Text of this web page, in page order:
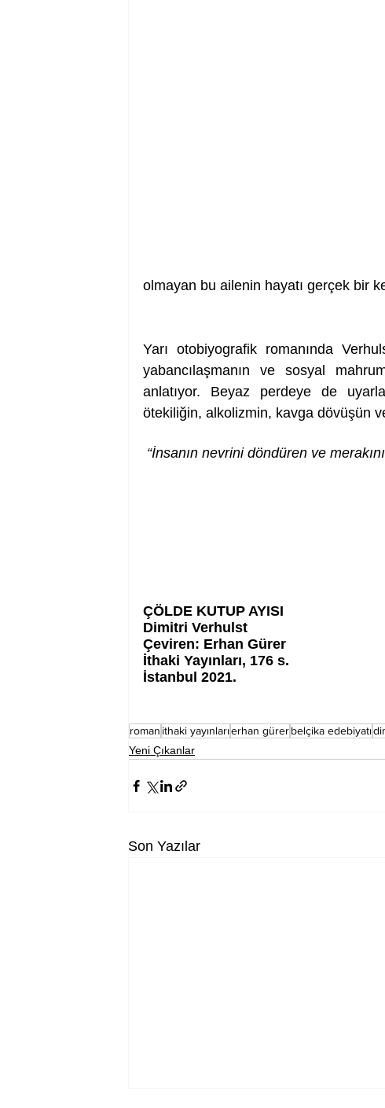
olmayan bu ailenin hayatı gerçek bir
Yarı otobiyografik romanında
yabancılaşmanın ve sosyal
anlatıyor. Beyaz perdeye de
ötekiliğin, alkolizmin, kavga dövüşün
“İnsanın nevrini döndüren ve
ÇÖLDE KUTUP AYISI
Dimitri Verhulst
Çeviren: Erhan Gürer
İthaki Yayınları, 176 s.
İstanbul 2021.
roman ithaki yayınlarıerhan gürerbelçika edebiyatı
Yeni Çıkanlar
Son Yazılar